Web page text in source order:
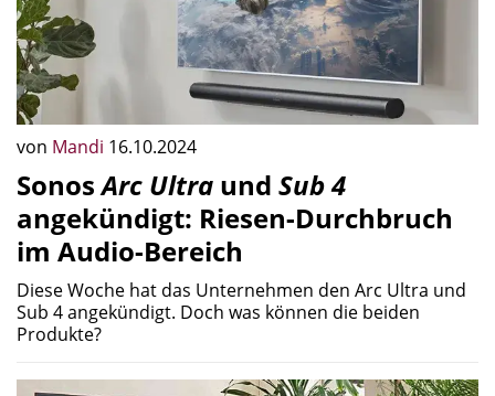
von Mandi 16.10.2024
SonosArc Ultra und Sub 4
angekündigt: Riesen-Durchbruch
im Audio-Bereich
Diese Woche hat das Unternehmen den Arc Ultra und
Sub 4 angekündigt. Doch was können die beiden
Produkte?